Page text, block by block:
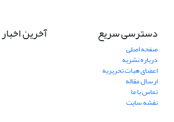
دسترسی سریع
صفحه اصلی
درباره نشریه
اعضای هیات تحریریه
ارسال مقاله
تماس با ما
نقشه سایت
آخرین اخبار